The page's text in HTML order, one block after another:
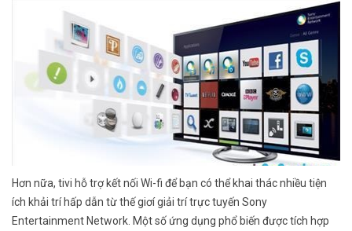
Hơn nữa, tivi hỗ trợ kết nối Wi-fi để bạn có thể khai thác nhiều tiện
ích khải trí hấp dẫn từ thế giơí giải trí trực tuyến Sony
Entertainment Network. Một số ứng dụng phổ biến được tích hợp